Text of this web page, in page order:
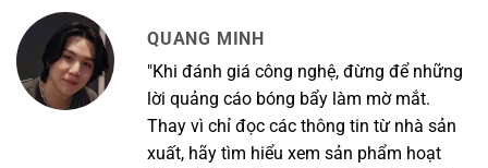
QUANG MINH
"Khi đánh giá công nghệ, đừng để những
lời quảng cáo bóng bẩy làm mờ mắt.
Thay vì chỉ đọc các thông tin từ nhà sản
xuất, hãy tìm hiểu xem sản phẩm hoạt